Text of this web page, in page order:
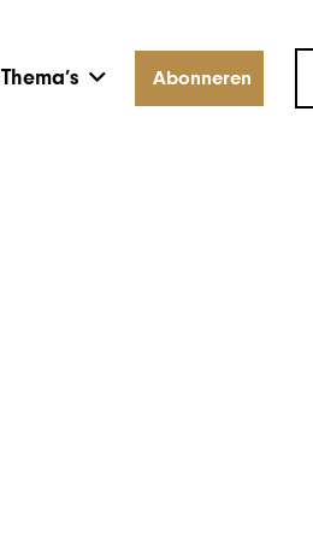
Thema’s Abonneren